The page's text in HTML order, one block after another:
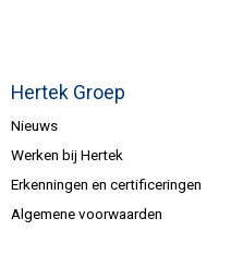
Hertek Groep
Nieuws
Werken bij Hertek
Erkenningen en certificeringen
Algemene voorwaarden